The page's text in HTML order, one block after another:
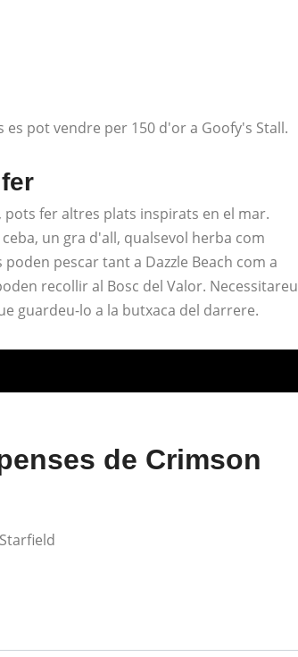
pot vendre per 150 d'or a Goofy's Stall.
pots fer altres plats inspirats en el mar.
un gra d'all, qualsevol herba com
pescar tant a Dazzle Beach com a
recollir al Bosc del Valor. Necessitareu
guardeu-lo a la butxaca del darrere.
de Crimson